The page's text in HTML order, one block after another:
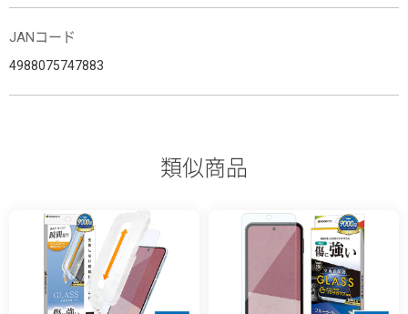
JANコード
4988075747883
類似商品